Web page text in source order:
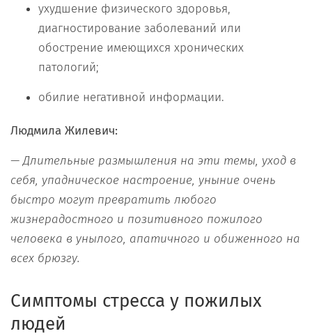
ухудшение физического здоровья,
диагностирование заболеваний или
обострение имеющихся хронических
патологий;
обилие негативной информации.
Людмила Жилевич:
— Длительные размышления на эти темы, уход в
себя, упадническое настроение, уныние очень
быстро могут превратить любого
жизнерадостного и позитивного пожилого
человека в унылого, апатичного и обиженного на
всех брюзгу.
Симптомы стресса у пожилых
людей